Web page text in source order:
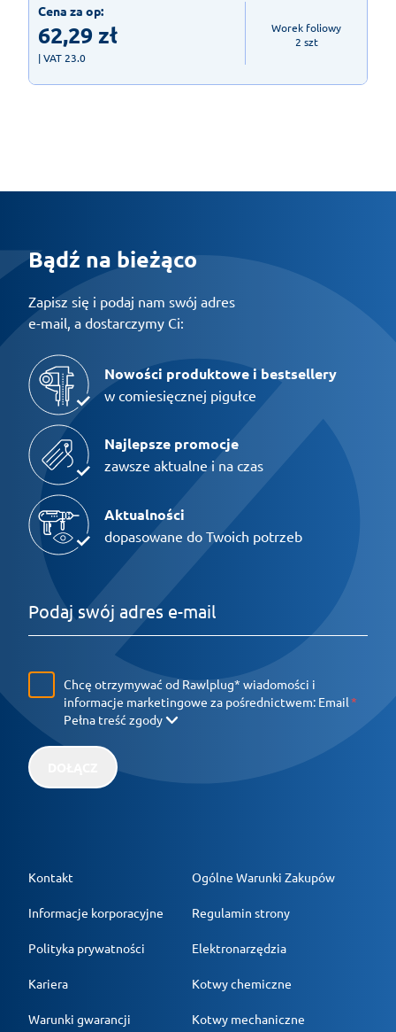
Cena za op:
62,29zł
| VAT 23.0
Worek foliowy
2 szt
Bądź na bieżąco
Zapisz się i podaj nam swój adres
e-mail, a dostarczymy Ci:
Nowości produktowe i bestsellery
w comiesięcznej pigułce
Najlepsze promocje
zawsze aktualne i na czas
Aktualności
dopasowane do Twoich potrzeb
Chcę otrzymywać od Rawlplug* wiadomości i
informacje marketingowe za pośrednictwem: Email
Pełna treść zgody
Kontakt
Informacje korporacyjne
Polityka prywatności
Kariera
Warunki gwarancji
Ogólne Warunki Zakupów
Regulamin strony
Elektronarzędzia
Kotwy chemiczne
Kotwy mechaniczne